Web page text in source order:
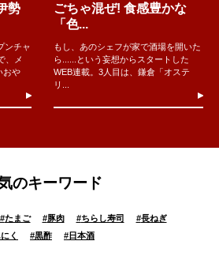
勢
ンチャ
、メ
おや
ごちゃ混ぜ! 食感豊かな
「色...
もし、あのシェフが家で酒場を開いた
ら......という妄想からスタートした
WEB連載。3人目は、鎌倉「オステ
リ...
のキーワード
#たまご #豚肉 #ちらし寿司 #長ねぎ
く #黒酢 #日本酒